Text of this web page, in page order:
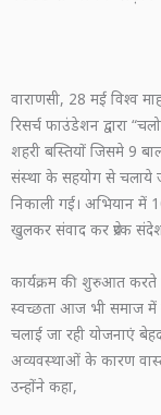
वाराणसी, 28 मई विश्व
रिसर्च फाउंडेशन द्वारा
शहरी बस्तियों जिसमे 9
संस्था के सहयोग से चलाये
निकाली गई। अभियान में
खुलकर संवाद कर प्रेरक संदेश
कार्यक्रम की शुरुआत करते
स्वच्छता आज भी समाज में
चलाई जा रही योजनाएं
अव्यवस्थाओं के कारण
उन्होंने कहा,